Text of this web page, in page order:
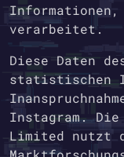
verarbeitet.
Diese Daten
statistischen
Instagram.
Limited nutzt